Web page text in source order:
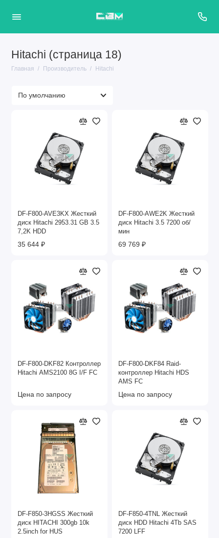
Hitachi (страница 18)
Главная Производитель Hitachi
DF-F800-AVE3KX Жесткий
диск Hitachi 2953.31 GB 3.5
7,2K HDD
35 644 ₽
DF-F800-AWE2K Жесткий
диск Hitachi 3.5 7200 об/
мин
69 769 ₽
DF-F800-DKF82 Контроллер
Hitachi AMS2100 8G I/F FC
Цена по запросу
DF-F800-DKF84 Raid-
контроллер Hitachi HDS
AMS FC
Цена по запросу
DF-F850-3HGSS Жесткий
диск HITACHI 300gb 10k
2.5inch for HUS
DF-F850-4TNL Жесткий
диск HDD Hitachi 4Tb SAS
7200 LFF